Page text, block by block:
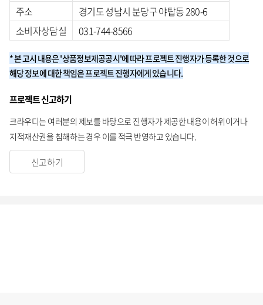
주소
경기도 성남시 분당구 야탑동 280-6
소비자상담실
031-744-8566
* 본 고시 내용은 '상품정보제공공시'에 따라 프로젝트 진행자가 등록한 것으로
해당 정보에 대한 책임은 프로젝트 진행자에게 있습니다.
프로젝트 신고하기
크라우디는 여러분의 제보를 바탕으로 진행자가 제공한 내용이 허위이거나
지적재산권을 침해하는 경우 이를 적극 반영하고 있습니다.
신고하기